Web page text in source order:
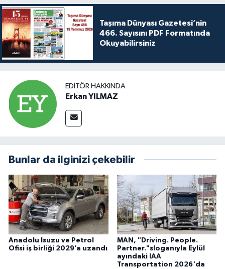
Taşıma Dünyası Gazetesi’nin
466. Sayısını PDF Formatında
Okuyabilirsiniz
EDITÖR HAKKINDA
Erkan YILMAZ
Bunlar da ilginizi çekebilir
Anadolu Isuzu ve Petrol
Ofisi iş birliği 2029’a uzandı
MAN, "Driving. People.
Partner."sloganıyla Eylül
ayındaki IAA
Transportation 2026'da